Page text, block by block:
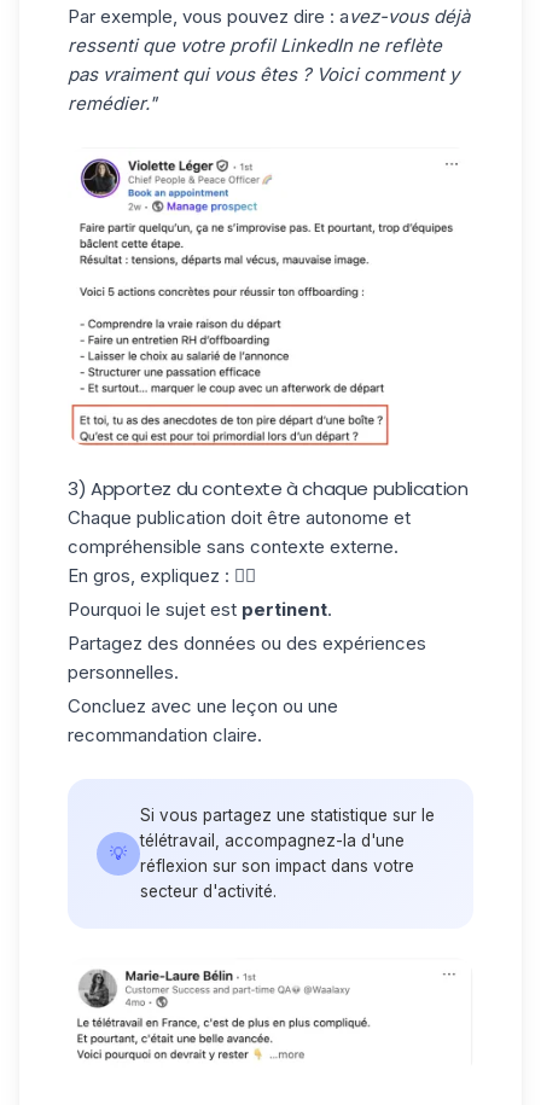
Par exemple, vous pouvez dire : avez-vous déjà
ressenti que votre profil LinkedIn ne reflète
pas vraiment qui vous êtes ? Voici comment y
remédier."
3) Apportez du contexte à chaque publication
Chaque publication doit être autonome et
compréhensible sans contexte externe.
En gros, expliquez : 👇🏼
Pourquoi le sujet est pertinent.
Partagez des données ou des expériences
personnelles.
Concluez avec une leçon ou une
recommandation claire.
💡
Si vous partagez une statistique sur le
télétravail, accompagnez-la d'une
réflexion sur son impact dans votre
secteur d'activité.